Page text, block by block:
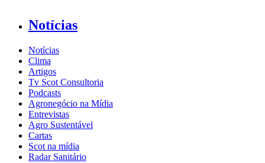
Notícias
Notícias
Clima
Artigos
Tv Scot Consultoria
Podcasts
Agronegócio na Mídia
Entrevistas
Agro Sustentável
Cartas
Scot na mídia
Radar Sanitário